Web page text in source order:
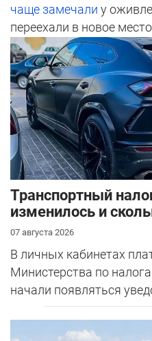
чаще замечали у
переехали в новое
Транспортный
изменилось и
07 августа 2026
В личных кабинетах
Министерства по
начали появляться